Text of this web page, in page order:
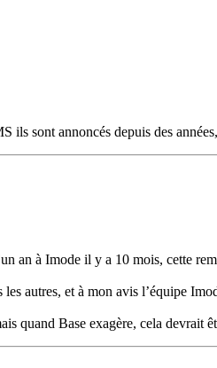
ils sont annoncés depuis des
à Imode il y a 10 mois, cette
autres, et à mon avis l’équipe
quand Base exagère, cela devrait